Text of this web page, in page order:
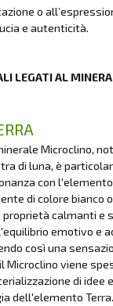
o
e autenticità.
LEGATI AL
Microclino,
di luna, è
con
di colore bianco
calmanti e
emotivo e
così una
Microclino viene
di idee
dell'elemento